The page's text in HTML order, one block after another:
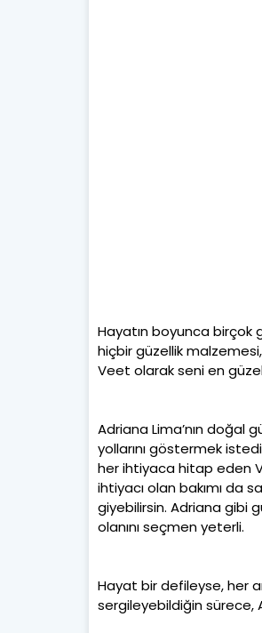
Hayatın boyunca birçok
hiçbir güzellik
Veet olarak seni en
Adriana Lima’nın doğal
yollarını göstermek
her ihtiyaca hitap eden
ihtiyacı olan bakımı da
giyebilirsin. Adriana gibi
olanını seçmen yeterli.
Hayat bir defileyse, her an
sergileyebildiğin sürece,